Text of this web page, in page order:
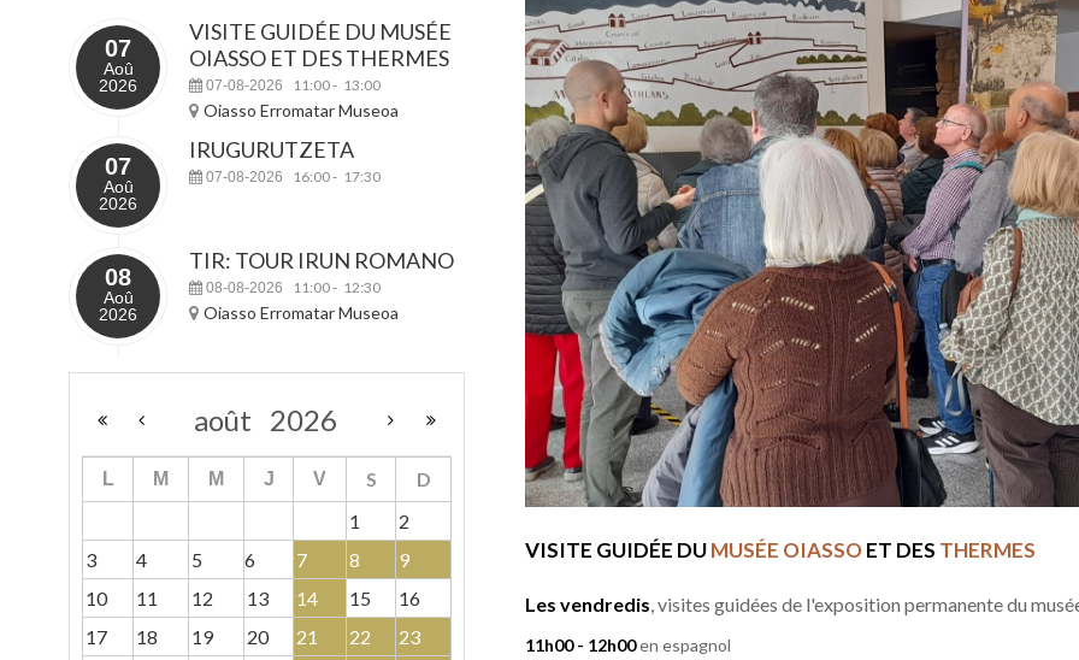
VISITE GUIDÉE DUMUSÉE OIASSOET DES THERMES
Les vendredis , visites guidées de l'exposition permanente du
11h00 - 12h00en espagnol
07
Aoû
2026
VISITE GUIDÉE DU MUSÉE
OIASSO ET DES THERMES
07-08-2026 11:00- 13:00
Oiasso Erromatar Museoa
07
Aoû
2026
IRUGURUTZETA
07-08-2026 16:00- 17:30
08
Aoû
2026
TIR: TOUR IRUN ROMANO
08-08-2026 11:00- 12:30
Oiasso Erromatar Museoa
août 2026
L M M J V S
D
1
2
3
4 5 6 7 8
9
10
11 12 13 14 15
16
17
18 19 20 21 22 23